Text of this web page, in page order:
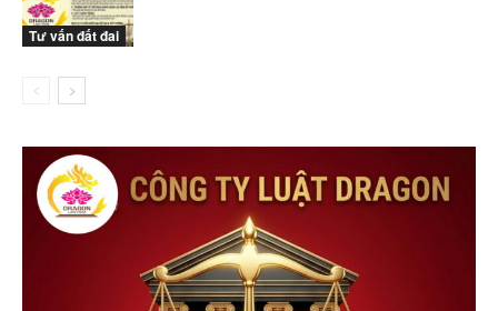
Tư vấn đất đai